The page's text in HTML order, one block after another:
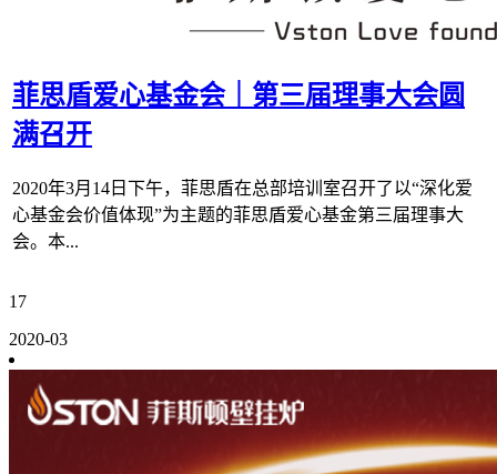
菲思盾爱心基金会｜第三届理事大会圆
满召开
2020年3月14日下午，菲思盾在总部培训室召开了以“深化爱
心基金会价值体现”为主题的菲思盾爱心基金第三届理事大
会。本...
17
2020-03